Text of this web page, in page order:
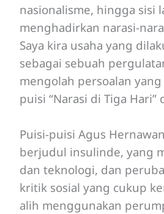
nasionalisme, hingga sisi
menghadirkan narasi-
Saya kira usaha yang
sebagai sebuah
mengolah persoalan
puisi “Narasi di Tiga
Puisi-puisi Agus
berjudul insulinde, yang
dan teknologi, dan
kritik sosial yang cukup
alih menggunakan